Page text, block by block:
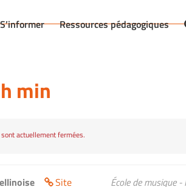
S’informer Ressources pédagogiques
min
actuellement fermées.
Site École de musique